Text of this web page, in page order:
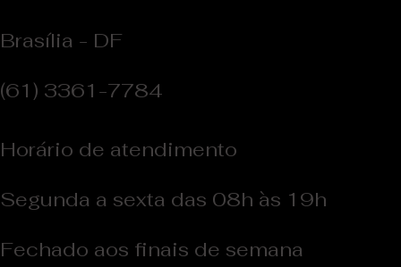
06
Brasília - DF
(61) 3361-7784
Horário de atendimento
Segunda a sexta das 08h às 19h